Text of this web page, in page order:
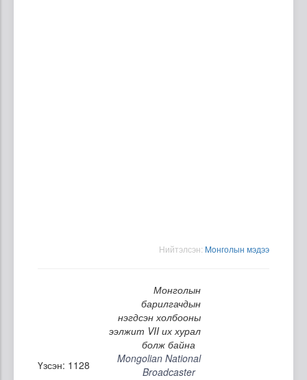
Нийтэлсэн: Moнголын мэдээ
Монголын
барилгачдын
нэгдсэн холбооны
ээлжит VII их хурал
болж байна
Үзсэн: 1128
Mongolian National
Broadcaster